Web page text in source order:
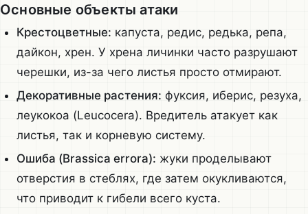
Основные объекты атаки
Крестоцветные: капуста, редис, редька, репа,
дайкон, хрен. У хрена личинки часто разрушают
черешки, из-за чего листья просто отмирают.
Декоративные растения: фуксия, иберис, резуха,
леукокоа (Leucocera). Вредитель атакует как
листья, так и корневую систему.
Ошиба (Brassica errora): жуки проделывают
отверстия в стеблях, где затем окукливаются,
что приводит к гибели всего куста.